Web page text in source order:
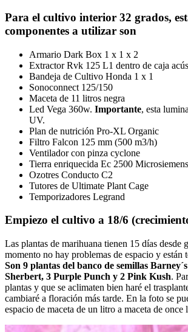
Para el cultivo interior 32 grados,
componentes a utilizar son
Armario Dark Box 1 x 1 x 2
Extractor Rvk 125 L1 dentro de caja
Bandeja de Cultivo Honda 1 x 1
Sonoconnect 125/150
Maceta de 11 litros negra
Led Vega 360w. Importante, esta
UV.
Plan de nutrición Pro-XL Organic
Filtro Falcon 125 mm (500 m3/h)
Ventilador con pinza cyclone
Tierra enriquecida Ec 2500 Microsiemens
Ozotres Conducto C2
Tutores de Ultimate Plant Cage
Temporizadores Legrand
Empiezo el cultivo a 18/6
Las plantas de marihuana tienen 15 días desde
momento no hay problemas de espacio y están
Son 9 plantas del banco de semillas
Sherbert, 3 Purple Punch y 2 Pink Kush.
plantas y que se aclimaten bien haré el
cambiaré a floración más tarde. En la foto se
espacio de maceta de un litro a maceta de once